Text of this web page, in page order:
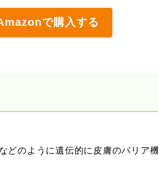
で購入する
のように遺伝的に皮膚のバリア